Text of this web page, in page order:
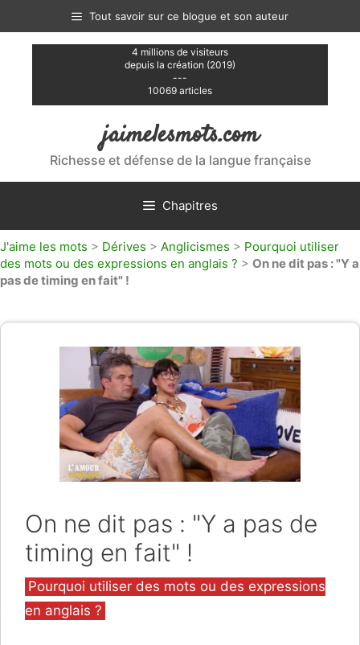
contenu
Tout savoir sur ce blogue et son auteur
4 millions de visiteurs
depuis la création (2019)
---
10069 articles
jaimelesmots.com
Richesse et défense de la langue française
Chapitres
J'aime les mots > Dérives > Anglicismes > Pourquoi utiliser
des mots ou des expressions en anglais ? > On ne dit pas : "Y a
pas de timing en fait" !
On ne dit pas : "Y a pas de
timing en fait" !
Catégories
Pourquoi utiliser des mots ou des expressions
en anglais ?